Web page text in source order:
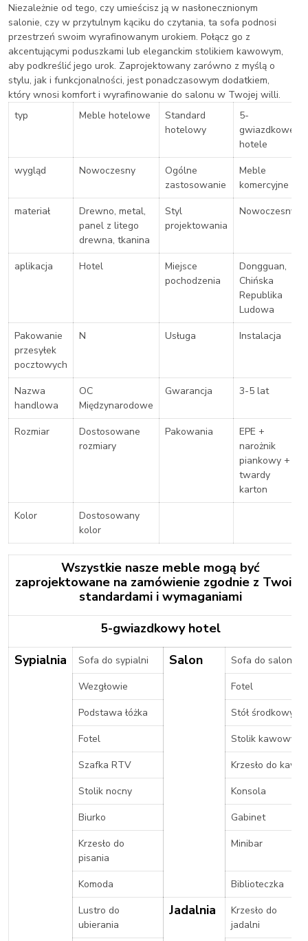
Niezależnie od tego, czy umieścisz ją w nasłonecznionym
salonie, czy w przytulnym kąciku do czytania, ta sofa podnosi
przestrzeń swoim wyrafinowanym urokiem. Połącz go z
akcentującymi poduszkami lub eleganckim stolikiem kawowym,
aby podkreślić jego urok. Zaprojektowany zarówno z myślą o
stylu, jak i funkcjonalności, jest ponadczasowym dodatkiem,
który wnosi komfort i wyrafinowanie do salonu w Twojej willi.
typ
Meble hotelowe
Standard
hotelowy
5-
gwiazdkowe
hotele
wygląd
Nowoczesny
Ogólne
zastosowanie
Meble
komercyjne
materiał
Drewno, metal,
panel z litego
drewna, tkanina
Styl
projektowania
Nowoczesny
aplikacja Hotel
Miejsce
pochodzenia
Dongguan,
Chińska
Republika
Ludowa
Pakowanie
przesyłek
pocztowych
N Usługa Instalacja
Nazwa
handlowa
OC
Międzynarodowe
Gwarancja 3-5 lat
Rozmiar
Dostosowane
rozmiary
Pakowania
EPE +
narożnik
piankowy +
twardy
karton
Kolor
Dostosowany
kolor
Wszystkie nasze meble mogą być
zaprojektowane na zamówienie zgodnie z Twoimi
standardami i wymaganiami
5-gwiazdkowy hotel
Sypialnia
Sofa do sypialni Salon
Sofa do salonu
Wezgłowie
Fotel
Podstawa łóżka
Stół środkowy
Fotel
Stolik kawowy
Szafka RTV
Krzesło do kawy
Stolik nocny
Konsola
Biurko
Gabinet
Krzesło do
pisania
Minibar
Komoda
Biblioteczka
Lustro do
ubierania
Jadalnia
Krzesło do
jadalni